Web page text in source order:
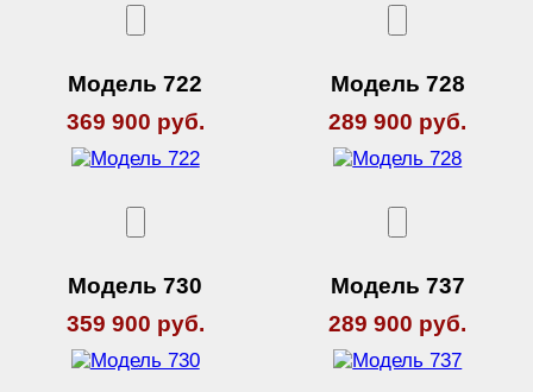
Модель 722
369 900 руб.
Модель 728
289 900 руб.
Модель 730
359 900 руб.
Модель 737
289 900 руб.